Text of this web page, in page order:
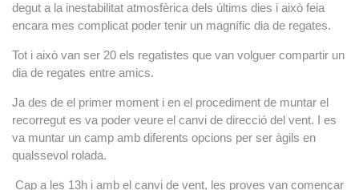
degut a la inestabilitat atmosfèrica dels últims dies i això feia
encara mes complicat poder tenir un magnífic dia de regates.
Tot i això van ser 20 els regatistes que van volguer compartir un
dia de regates entre amics.
Ja des de el primer moment i en el procediment de muntar el
recorregut es va poder veure el canvi de direcció del vent. I es
va muntar un camp amb diferents opcions per ser àgils en
qualssevol rolada.
Cap a les 13h i amb el canvi de vent, les proves van començar